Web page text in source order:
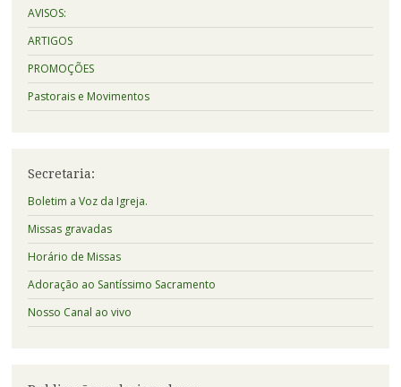
AVISOS:
ARTIGOS
PROMOÇÕES
Pastorais e Movimentos
Secretaria:
Boletim a Voz da Igreja.
Missas gravadas
Horário de Missas
Adoração ao Santíssimo Sacramento
Nosso Canal ao vivo